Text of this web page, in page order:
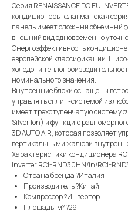
Серия RENAISSANCE DC EU
кондиционеры, флагманская
панель имеет сложный объемный
внешний вид одновременно
Энергоэффективность
европейской классификации.
холодо- и
номинального значения.
Внутренние блоки оснащены
управлять сплит-системой из
имеет трехступенчатую систему
Silver Ion) и функцию
3D AUTO AIR, которая позволяет
вертикальными жалюзи
Характеристики кондиционера
Inverter RCI-RND30HN/in/RCI-
Страна бренда ?Италия
Производитель ?Китай
Компрессор ?Инвертор
Площадь, м² ?29